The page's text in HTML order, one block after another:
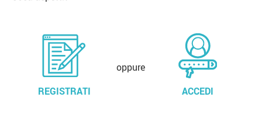
REGISTRATI
oppure
ACCEDI